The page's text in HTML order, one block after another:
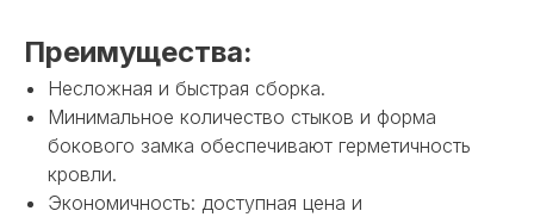
Преимущества:
Несложная и быстрая сборка.
Минимальное количество стыков и форма
бокового замка обеспечивают герметичность
кровли.
Экономичность: доступная цена и